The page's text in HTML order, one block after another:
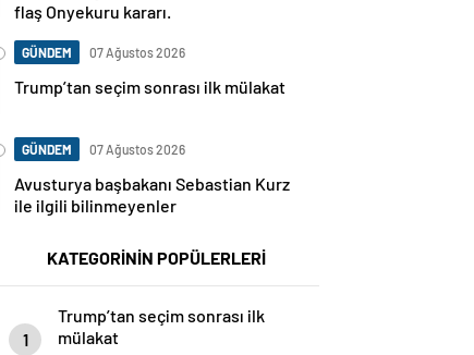
flaş Onyekuru kararı.
GÜNDEM 07 Ağustos 2026
Trump’tan seçim sonrası ilk mülakat
GÜNDEM 07 Ağustos 2026
Avusturya başbakanı Sebastian Kurz
ile ilgili bilinmeyenler
KATEGORİNİN POPÜLERLERİ
1
Trump’tan seçim sonrası ilk
mülakat